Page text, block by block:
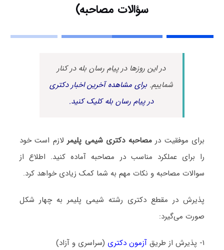
سؤالات مصاحبه)
در این روزها در پیام رسان بله در کنار
شماییم.برای مشاهده آخرین اخبار دکتری
در پیام رسان بله کلیک کنید.
برای موفقیت درمصاحبه دکتری شیمی پلیمرلازم است خود
را برای عملکرد مناسب در مصاحبه آماده کنید. اطلاع از
سوالات مصاحبه و نکات مهم به شما کمک زیادی خواهد کرد.
پذیرش در مقطع دکتری رشته شیمی پلیمر به چهار شکل
صورت می‌گیرد:
۱- پذیرش از طریق آزمون دکتری (سراسری و آزاد)